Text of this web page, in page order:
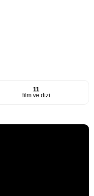
11
film ve dizi